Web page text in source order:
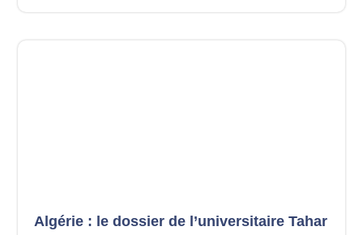
Algérie : le dossier de l’universitaire Tahar